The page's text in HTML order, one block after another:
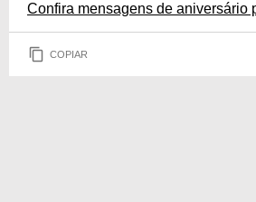
Confira mensagens de aniversário
COPIAR